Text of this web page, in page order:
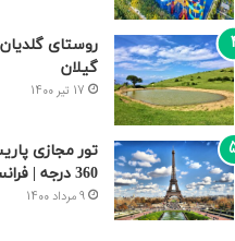
روستای
گیلان
17 تیر 1400
تور مجازی
360 درجه | فرانسه
9 مرداد 1400